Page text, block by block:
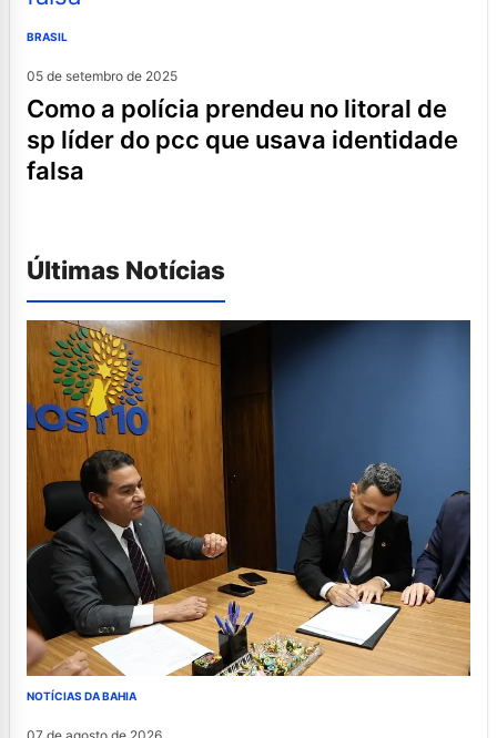
BRASIL
05 de setembro de 2025
como a polícia prendeu no litoral de
sp líder do pcc que usava identidade
falsa
Últimas Notícias
NOTÍCIAS DA BAHIA